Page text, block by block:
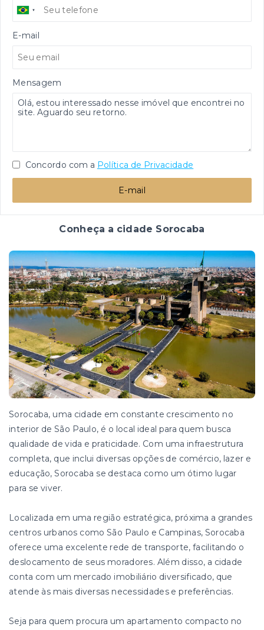
E-mail
Mensagem
Concordo com a Política de Privacidade
E-mail
Conheça a cidade Sorocaba
Sorocaba, uma cidade em constante crescimento no
interior de São Paulo, é o local ideal para quem busca
qualidade de vida e praticidade. Com uma infraestrutura
completa, que inclui diversas opções de comércio, lazer e
educação, Sorocaba se destaca como um ótimo lugar
para se viver.
Localizada em uma região estratégica, próxima a grandes
centros urbanos como São Paulo e Campinas, Sorocaba
oferece uma excelente rede de transporte, facilitando o
deslocamento de seus moradores. Além disso, a cidade
conta com um mercado imobiliário diversificado, que
atende às mais diversas necessidades e preferências.
Seja para quem procura um apartamento compacto no